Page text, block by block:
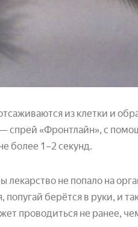
из клетки и
спрей «Фронтлайн», с
более 1–2 секунд.
лекарство не попало на
попугай берётся в руки, и
проводиться не ранее,